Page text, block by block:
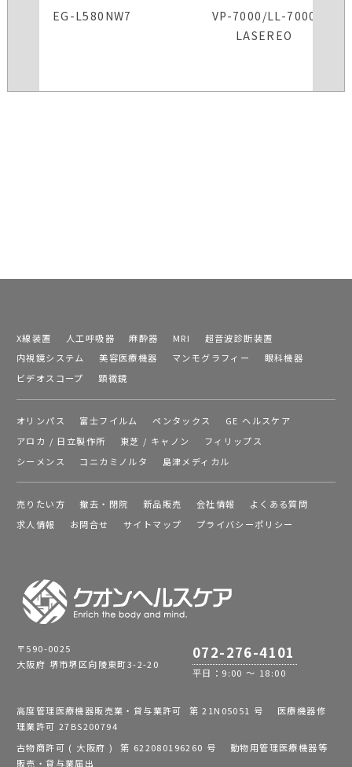
EG-L580NW7
VP-7000/LL-7000
LASEREO
X線装置 人工呼吸器 麻酔器 MRI
超音波診断装置
内視鏡システム
美容医療機器 マンモグラフィー
眼科機器
ビデオスコープ
顕微鏡
オリンパス 富士フイルム ペンタックス
GE ヘルスケア
アロカ / 日立製作所
東芝 / キャノン
フィリップス
シーメンス
コニカミノルタ 島津メディカル
売りたい方 撤去・閉院 新品販売 会社情報
よくある質問
求人情報
お問合せ サイトマップ プライバシーポリシー
〒590-0025
大阪府 堺市堺区向陵東町3-2-20
072-276-4101
平日：9:00 ～ 18:00
高度管理医療機器販売業・貸与業許可 第 21N05051 号 医療機器修
理業許可 27BS200794
古物商許可 ( 大阪府 ) 第 622080196260 号 動物用管理医療機器等
販売・貸与業届出